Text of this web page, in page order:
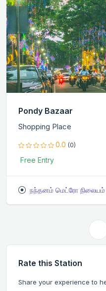
Pondy Bazaar
Shopping Place
0.0 (0)
Free Entry
நந்தனம் மெட்ரோ நிலையம்
Rate this Station
Share your experience to